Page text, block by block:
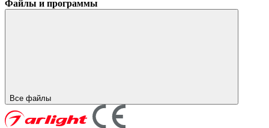
Файлы и программы
Все файлы